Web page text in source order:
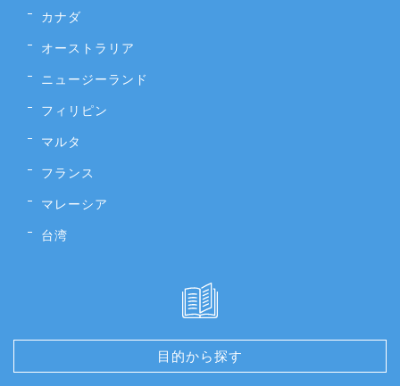
カナダ
オーストラリア
ニュージーランド
フィリピン
マルタ
フランス
マレーシア
台湾
目的から探す